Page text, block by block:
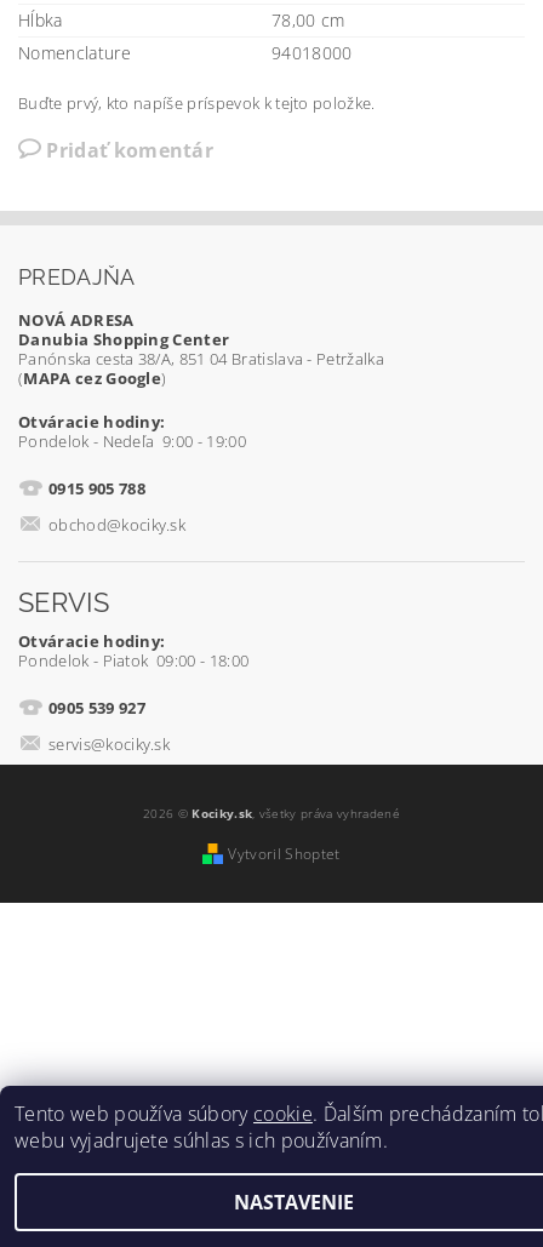
Hĺbka
78,00 cm
Nomenclature
94018000
Buďte prvý, kto napíše príspevok k tejto položke.
Pridať komentár
PREDAJŇA
NOVÁ ADRESA
Danubia Shopping Center
Panónska cesta 38/A, 851 04 Bratislava - Petržalka
(MAPA cez Google)
Otváracie hodiny:
Pondelok - Nedeľa 9:00 - 19:00
0915 905 788
obchod@kociky.sk
SERVIS
Otváracie hodiny:
Pondelok - Piatok 09:00 - 18:00
0905 539 927
servis@kociky.sk
2026 © Kociky.sk, všetky práva vyhradené
Vytvoril Shoptet
Tento web používa súbory cookie. Ďalším prechádzaním
webu vyjadrujete súhlas s ich používaním.
NASTAVENIE